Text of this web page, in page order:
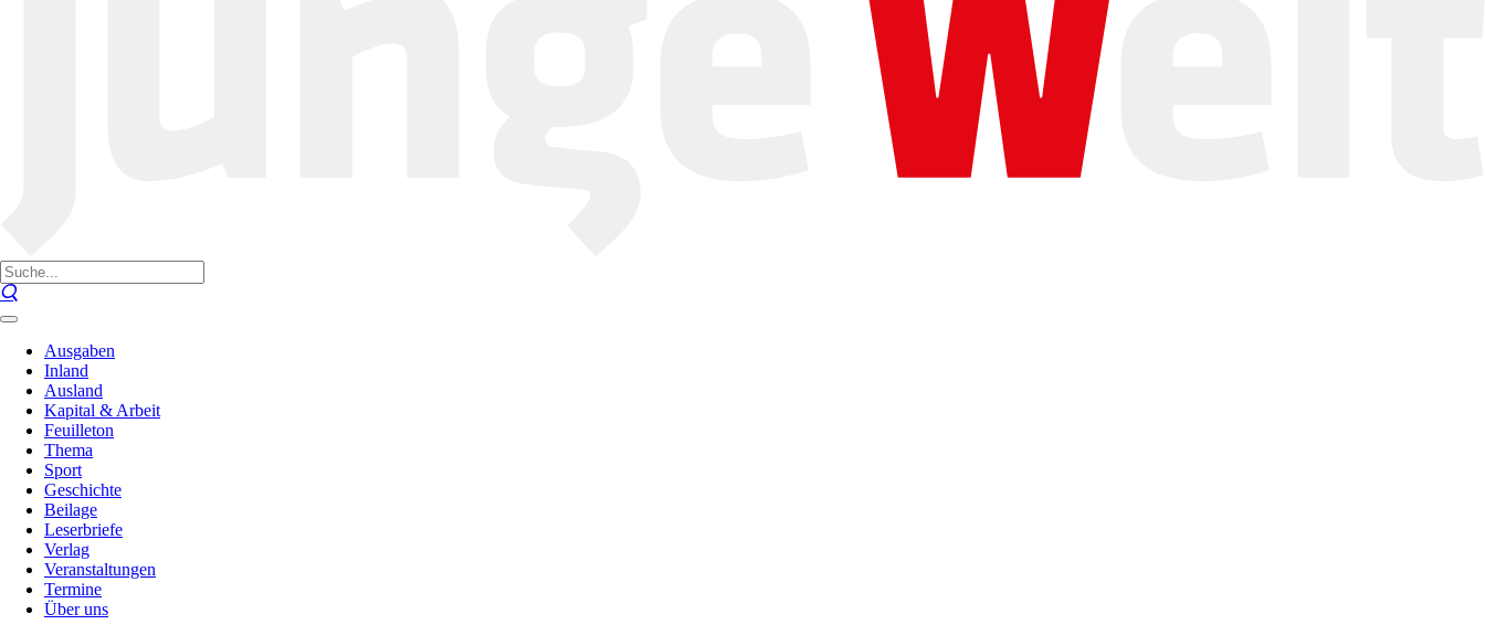
Ausgaben
Inland
Ausland
Kapital & Arbeit
Feuilleton
Thema
Sport
Geschichte
Beilage
Leserbriefe
Verlag
Veranstaltungen
Termine
Über uns